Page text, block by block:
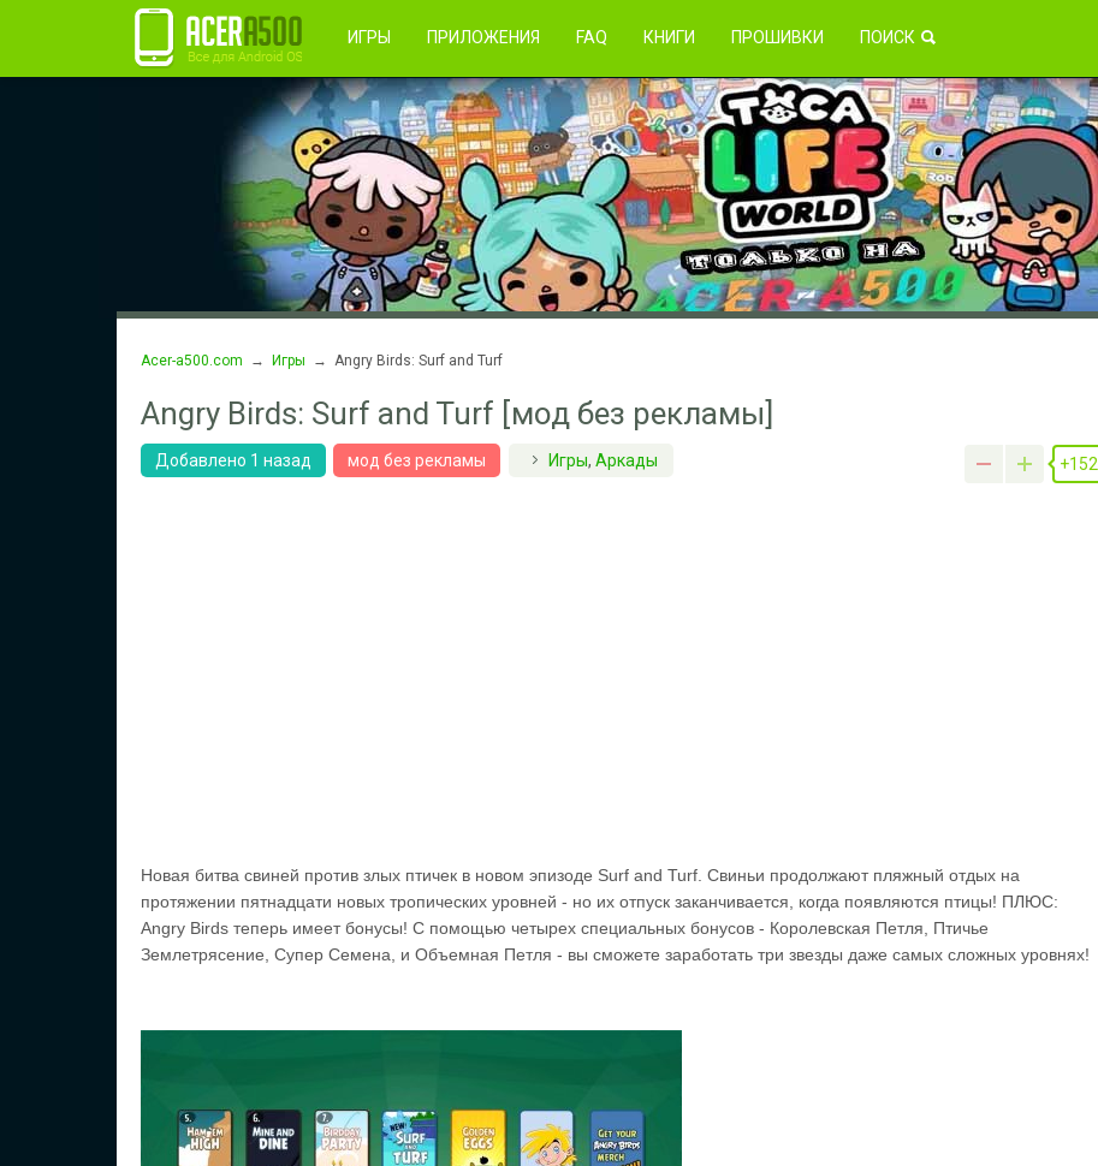
Регистрация Правила пользования Возникли проблемы?
ИГРЫ ПРИЛОЖЕНИЯ FAQ КНИГИ ПРОШИВКИ ПОИСК
Acer-a500.com → Игры → Angry Birds: Surf and Turf
Angry Birds: Surf and Turf [мод без рекламы]
Добавлено 1 назад мод без рекламы Игры, Аркады +152
Новая битва свиней против злых птичек в новом эпизоде Surf and Turf. Свиньи продолжают пляжный отдых на
протяжении пятнадцати новых тропических уровней - но их отпуск заканчивается, когда появляются птицы! ПЛЮС:
Angry Birds теперь имеет бонусы! С помощью четырех специальных бонусов - Королевская Петля, Птичье
Землетрясение, Супер Семена, и Объемная Петля - вы сможете заработать три звезды даже самых сложных уровнях!